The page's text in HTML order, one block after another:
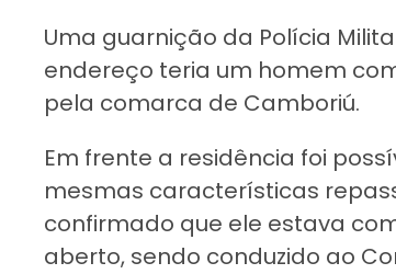
Uma guarnição da Polícia
endereço teria um homem
pela comarca de Camboriú.
Em frente a residência foi
mesmas características
confirmado que ele estava
aberto, sendo conduzido ao